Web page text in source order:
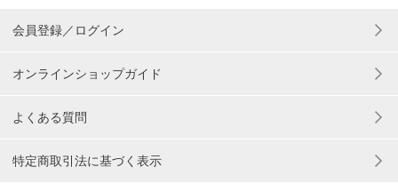
会員登録／ログイン
オンラインショップガイド
よくある質問
特定商取引法に基づく表示